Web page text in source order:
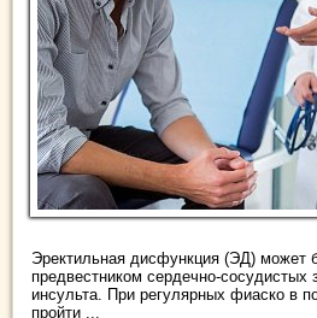
Эректильная дисфункция (ЭД) может
предвестником сердечно-сосудистых
инсульта. При регулярных фиаско в
пройти ...